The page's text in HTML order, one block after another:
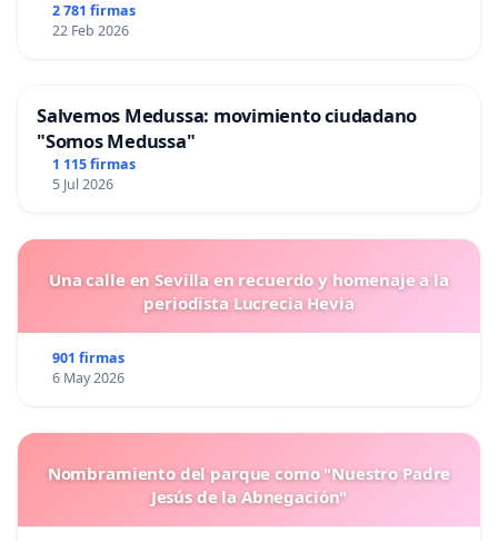
2 781 firmas
22 Feb 2026
Salvemos Medussa: movimiento ciudadano
"Somos Medussa"
1 115 firmas
5 Jul 2026
Una calle en Sevilla en recuerdo y homenaje a la
periodista Lucrecia Hevia
901 firmas
6 May 2026
Nombramiento del parque como "Nuestro Padre
Jesús de la Abnegación"